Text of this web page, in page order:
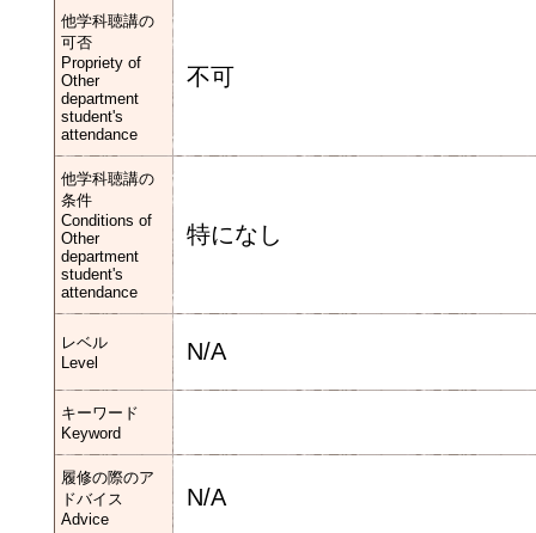
他学科聴講の
可否
Propriety of
Other
department
student's
attendance
不可
他学科聴講の
条件
Conditions of
Other
department
student's
attendance
特になし
レベル
Level
N/A
キーワード
Keyword
履修の際のア
ドバイス
Advice
N/A